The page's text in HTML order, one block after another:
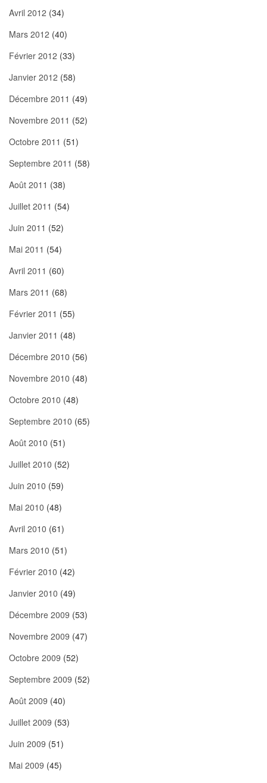
Avril 2012 (34)
Mars 2012 (40)
Février 2012 (33)
Janvier 2012 (58)
Décembre 2011 (49)
Novembre 2011 (52)
Octobre 2011 (51)
Septembre 2011 (58)
Août 2011 (38)
Juillet 2011 (54)
Juin 2011 (52)
Mai 2011 (54)
Avril 2011 (60)
Mars 2011 (68)
Février 2011 (55)
Janvier 2011 (48)
Décembre 2010 (56)
Novembre 2010 (48)
Octobre 2010 (48)
Septembre 2010 (65)
Août 2010 (51)
Juillet 2010 (52)
Juin 2010 (59)
Mai 2010 (48)
Avril 2010 (61)
Mars 2010 (51)
Février 2010 (42)
Janvier 2010 (49)
Décembre 2009 (53)
Novembre 2009 (47)
Octobre 2009 (52)
Septembre 2009 (52)
Août 2009 (40)
Juillet 2009 (53)
Juin 2009 (51)
Mai 2009 (45)